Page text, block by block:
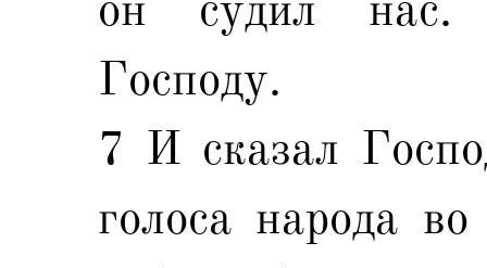
Господу.
7 И сказал
голоса народа